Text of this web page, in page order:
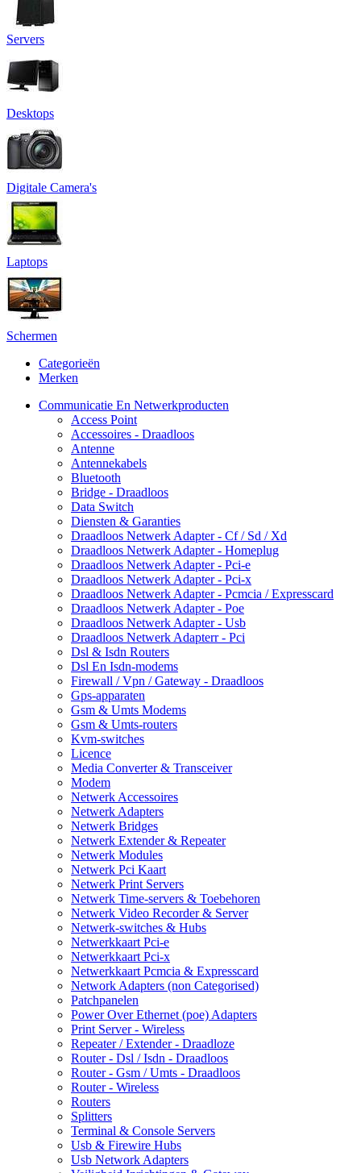
Servers
Desktops
Digitale Camera's
Laptops
Schermen
Categorieën
Merken
Communicatie En Netwerkproducten
Access Point
Accessoires - Draadloos
Antenne
Antennekabels
Bluetooth
Bridge - Draadloos
Data Switch
Diensten & Garanties
Draadloos Netwerk Adapter - Cf / Sd / Xd
Draadloos Netwerk Adapter - Homeplug
Draadloos Netwerk Adapter - Pci-e
Draadloos Netwerk Adapter - Pci-x
Draadloos Netwerk Adapter - Pcmcia / Expresscard
Draadloos Netwerk Adapter - Poe
Draadloos Netwerk Adapter - Usb
Draadloos Netwerk Adapterr - Pci
Dsl & Isdn Routers
Dsl En Isdn-modems
Firewall / Vpn / Gateway - Draadloos
Gps-apparaten
Gsm & Umts Modems
Gsm & Umts-routers
Kvm-switches
Licence
Media Converter & Transceiver
Modem
Netwerk Accessoires
Netwerk Adapters
Netwerk Bridges
Netwerk Extender & Repeater
Netwerk Modules
Netwerk Pci Kaart
Netwerk Print Servers
Netwerk Time-servers & Toebehoren
Netwerk Video Recorder & Server
Netwerk-switches & Hubs
Netwerkkaart Pci-e
Netwerkkaart Pci-x
Netwerkkaart Pcmcia & Expresscard
Network Adapters (non Categorised)
Patchpanelen
Power Over Ethernet (poe) Adapters
Print Server - Wireless
Repeater / Extender - Draadloze
Router - Dsl / Isdn - Draadloos
Router - Gsm / Umts - Draadloos
Router - Wireless
Routers
Splitters
Terminal & Console Servers
Usb & Firewire Hubs
Usb Network Adapters